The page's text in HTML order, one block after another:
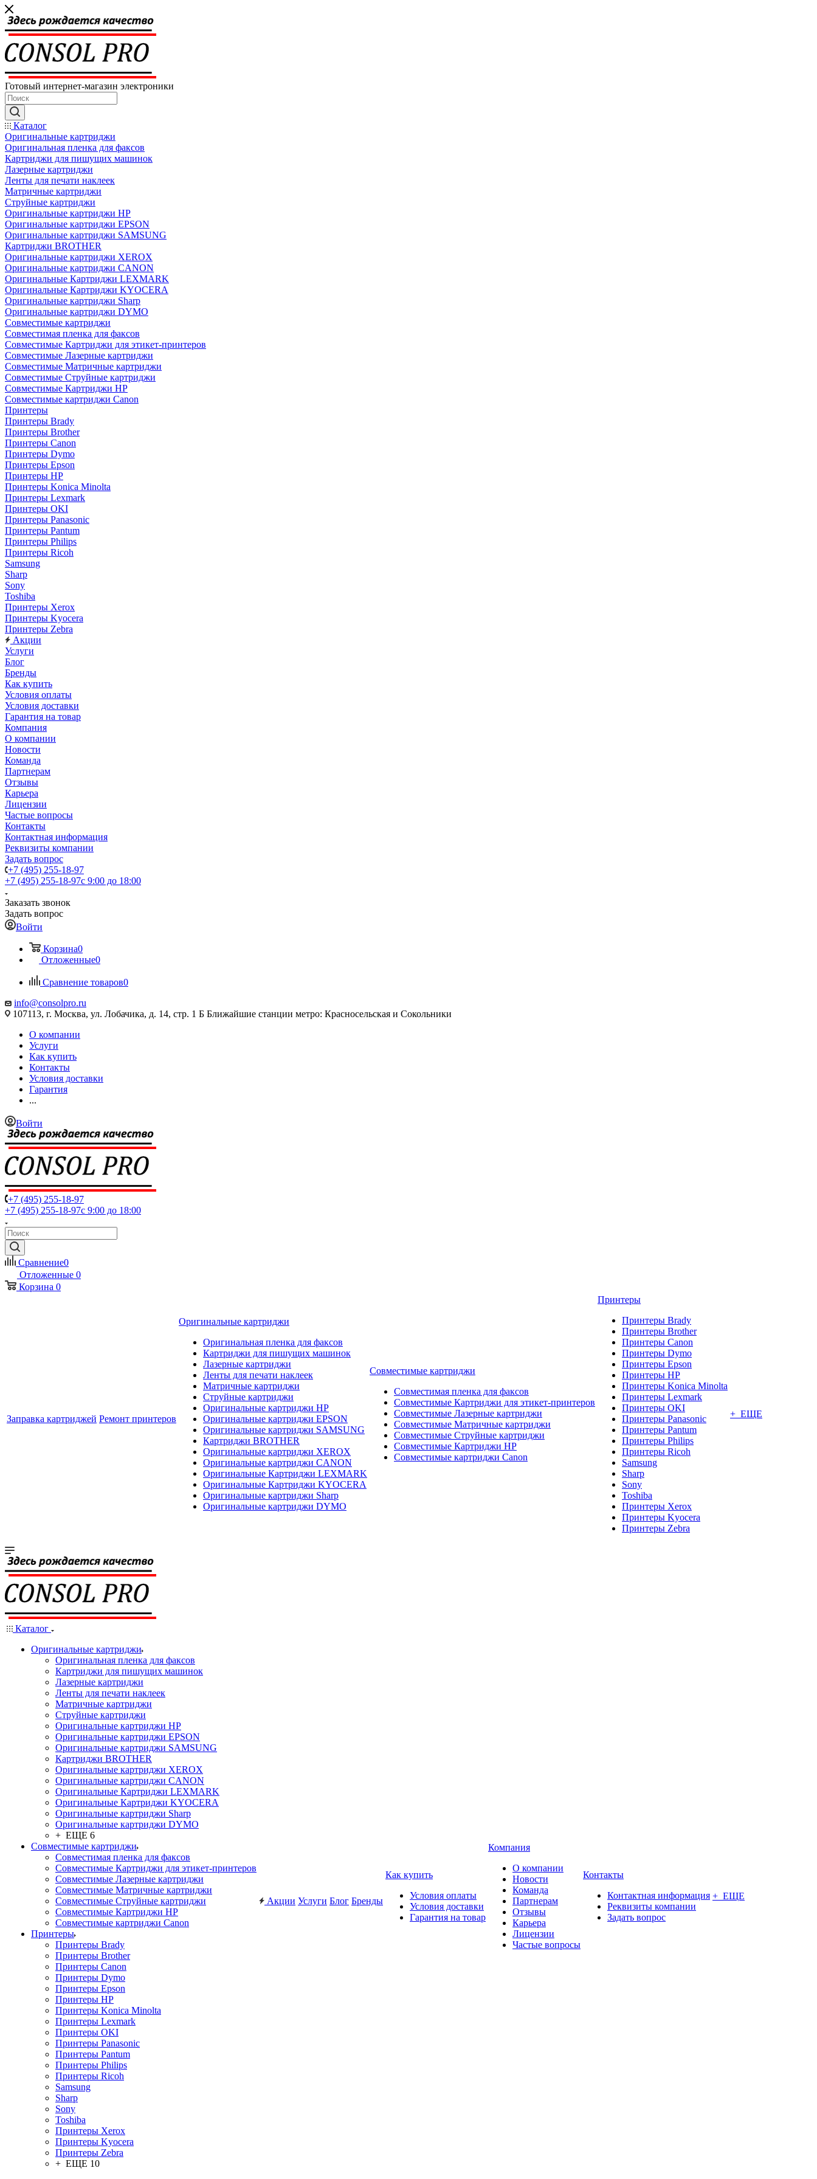
Готовый интернет-магазин электроники
Каталог
Оригинальные картриджи
Оригинальная пленка для факсов
Картриджи для пишущих машинок
Лазерные картриджи
Ленты для печати наклеек
Матричные картриджи
Струйные картриджи
Оригинальные картриджи HP
Оригинальные картриджи EPSON
Оригинальные картриджи SAMSUNG
Картриджи BROTHER
Оригинальные картриджи XEROX
Оригинальные картриджи CANON
Оригинальные Картриджи LEXMARK
Оригинальные Картриджи KYOCERA
Оригинальные картриджи Sharp
Оригинальные картриджи DYMO
Совместимые картриджи
Совместимая пленка для факсов
Совместимые Картриджи для этикет-принтеров
Совместимые Лазерные картриджи
Совместимые Матричные картриджи
Совместимые Струйные картриджи
Совместимые Картриджи HP
Совместимые картриджи Canon
Принтеры
Принтеры Brady
Принтеры Brother
Принтеры Canon
Принтеры Dymo
Принтеры Epson
Принтеры HP
Принтеры Konica Minolta
Принтеры Lexmark
Принтеры OKI
Принтеры Panasonic
Принтеры Pantum
Принтеры Philips
Принтеры Ricoh
Samsung
Sharp
Sony
Toshiba
Принтеры Xerox
Принтеры Kyocera
Принтеры Zebra
Акции
Услуги
Блог
Бренды
Как купить
Условия оплаты
Условия доставки
Гарантия на товар
Компания
О компании
Новости
Команда
Партнерам
Отзывы
Карьера
Лицензии
Частые вопросы
Контакты
Контактная информация
Реквизиты компании
Задать вопрос
+7 (495) 255-18-97
+7 (495) 255-18-97с 9:00 до 18:00
Заказать звонок
Задать вопрос
Войти
Корзина0
Отложенные0
Сравнение товаров0
info@consolpro.ru
107113, г. Москва, ул. Лобачика, д. 14, стр. 1 Б Ближайшие станции метро: Красносельская и Сокольники
О компании
Услуги
Как купить
Контакты
Условия доставки
Гарантия
...
Войти
+7 (495) 255-18-97
+7 (495) 255-18-97с 9:00 до 18:00
Сравнение0
Отложенные 0
Корзина 0
Заправка картриджей Ремонт принтеров
Оригинальные картриджи
Оригинальная пленка для факсов
Картриджи для пишущих машинок
Лазерные картриджи
Ленты для печати наклеек
Матричные картриджи
Струйные картриджи
Оригинальные картриджи HP
Оригинальные картриджи EPSON
Оригинальные картриджи SAMSUNG
Картриджи BROTHER
Оригинальные картриджи XEROX
Оригинальные картриджи CANON
Оригинальные Картриджи LEXMARK
Оригинальные Картриджи KYOCERA
Оригинальные картриджи Sharp
Оригинальные картриджи DYMO
Совместимые картриджи
Совместимая пленка для факсов
Совместимые Картриджи для этикет-принтеров
Совместимые Лазерные картриджи
Совместимые Матричные картриджи
Совместимые Струйные картриджи
Совместимые Картриджи HP
Совместимые картриджи Canon
Принтеры
Принтеры Brady
Принтеры Brother
Принтеры Canon
Принтеры Dymo
Принтеры Epson
Принтеры HP
Принтеры Konica Minolta
Принтеры Lexmark
Принтеры OKI
Принтеры Panasonic
Принтеры Pantum
Принтеры Philips
Принтеры Ricoh
Samsung
Sharp
Sony
Toshiba
Принтеры Xerox
Принтеры Kyocera
Принтеры Zebra
+ ЕЩЕ
Каталог
Оригинальные картриджи
Оригинальная пленка для факсов
Картриджи для пишущих машинок
Лазерные картриджи
Ленты для печати наклеек
Матричные картриджи
Струйные картриджи
Оригинальные картриджи HP
Оригинальные картриджи EPSON
Оригинальные картриджи SAMSUNG
Картриджи BROTHER
Оригинальные картриджи XEROX
Оригинальные картриджи CANON
Оригинальные Картриджи LEXMARK
Оригинальные Картриджи KYOCERA
Оригинальные картриджи Sharp
Оригинальные картриджи DYMO
+ ЕЩЕ 6
Совместимые картриджи
Совместимая пленка для факсов
Совместимые Картриджи для этикет-принтеров
Совместимые Лазерные картриджи
Совместимые Матричные картриджи
Совместимые Струйные картриджи
Совместимые Картриджи HP
Совместимые картриджи Canon
Принтеры
Принтеры Brady
Принтеры Brother
Принтеры Canon
Принтеры Dymo
Принтеры Epson
Принтеры HP
Принтеры Konica Minolta
Принтеры Lexmark
Принтеры OKI
Принтеры Panasonic
Принтеры Pantum
Принтеры Philips
Принтеры Ricoh
Samsung
Sharp
Sony
Toshiba
Принтеры Xerox
Принтеры Kyocera
Принтеры Zebra
+ ЕЩЕ 10
Акции Услуги Блог Бренды
Как купить
Условия оплаты
Условия доставки
Гарантия на товар
Компания
О компании
Новости
Команда
Партнерам
Отзывы
Карьера
Лицензии
Частые вопросы
Контакты
Контактная информация
Реквизиты компании
Задать вопрос
+ ЕЩЕ